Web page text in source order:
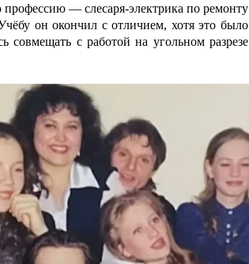
— слесаря-электрика по ремонту
он окончил с отличием, хотя это было
совмещать с работой на угольном разрезе